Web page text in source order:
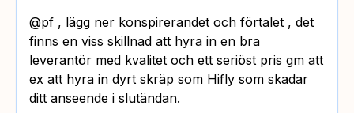
@pf , lägg ner konspirerandet och förtalet , det
finns en viss skillnad att hyra in en bra
leverantör med kvalitet och ett seriöst pris gm att
ex att hyra in dyrt skräp som Hifly som skadar
ditt anseende i slutändan.